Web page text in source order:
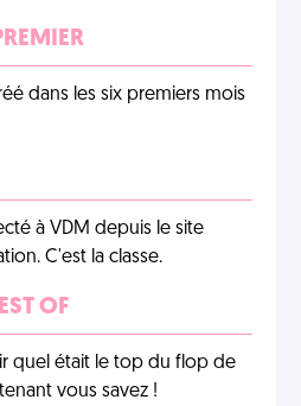
dans les six premiers mois
à VDM depuis le site
C'est la classe.
OF
quel était le top du flop de
vous savez !